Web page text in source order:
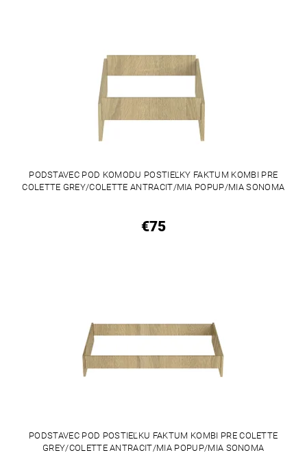
PODSTAVEC POD KOMODU POSTIEĽKY FAKTUM KOMBI PRE
COLETTE GREY/COLETTE ANTRACIT/MIA POPUP/MIA SONOMA
€75
PODSTAVEC POD POSTIEĽKU FAKTUM KOMBI PRE COLETTE
GREY/COLETTE ANTRACIT/MIA POPUP/MIA SONOMA